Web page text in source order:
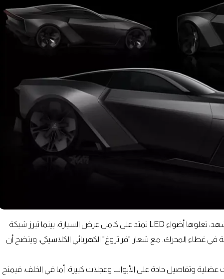
في المقدمة، تهيمن الشفّة الأمامية الضخمة على المشهد، تعلوها أضواء LED تمتد على كامل عرض السيارة، بينما تبرز شبكة
في غطاء المحرك. مع شعار "فراتزوغ" الكهربائي الكلاسيكي، ويتضح أن
عضلية وتفاصيل حادة على الأبواب وعجلات كبيرة. أما في الخلف، فيمنح